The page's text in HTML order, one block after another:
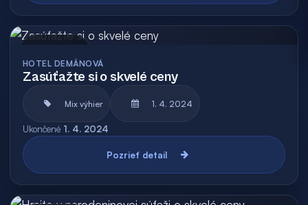
HOTEL DEMÄNOVÁ
Zasúťažte si o skvelé ceny
Mix výhier 1. 4. 2024
Ukončené 1. 4. 2024
Pozrieť detail